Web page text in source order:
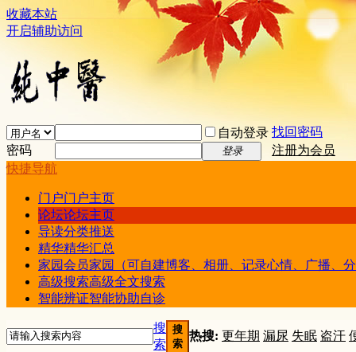
收藏本站
开启辅助访问
自动登录 找回密码
密码
登录
注册为会员
快捷导航
门户门户主页
论坛论坛主页
导读分类推送
精华精华汇总
家园会员家园（可自建博客、相册、记录心情、广播、
高级搜索高级全文搜索
智能辨证智能协助自诊
搜
索
搜
索
热搜: 更年期 漏尿 失眠 盗汗